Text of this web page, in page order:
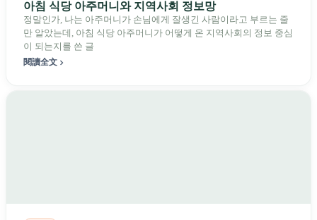
아침 식당 아주머니와 지역사회 정보망
정말인가, 나는 아주머니가 손님에게 잘생긴 사람이라고 부르는 줄
만 알았는데, 아침 식당 아주머니가 어떻게 온 지역사회의 정보 중심
이 되는지를 쓴 글
閱讀全文